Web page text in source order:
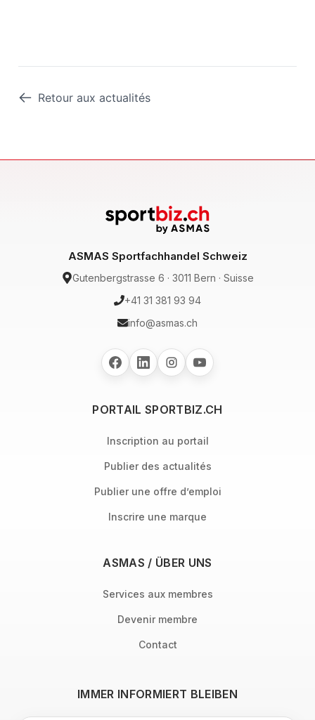
Retour aux actualités
ASMAS Sportfachhandel Schweiz
Gutenbergstrasse 6 · 3011 Bern · Suisse
+41 31 381 93 94
info@asmas.ch
PORTAIL SPORTBIZ.CH
Inscription au portail
Publier des actualités
Publier une offre d’emploi
Inscrire une marque
ASMAS / ÜBER UNS
Services aux membres
Devenir membre
Contact
IMMER INFORMIERT BLEIBEN